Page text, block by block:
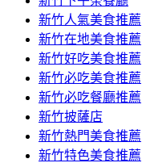
新竹人氣美食推薦
新竹在地美食推薦
新竹好吃美食推薦
新竹必吃美食推薦
新竹必吃餐廳推薦
新竹披薩店
新竹熱門美食推薦
新竹特色美食推薦